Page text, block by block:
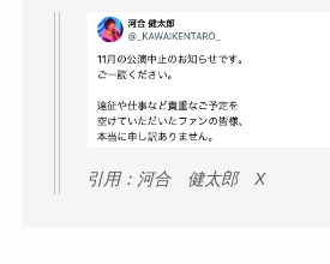
引用：河合 健太郎 X